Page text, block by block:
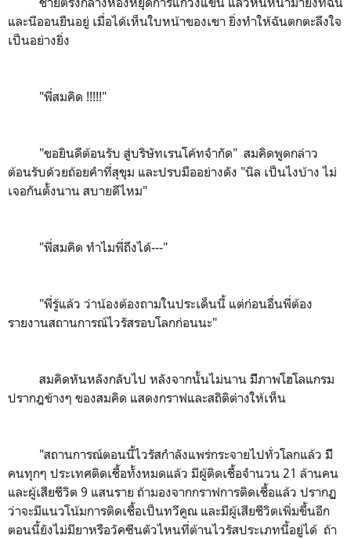
และนีออนยืนอยู่ เมื่อได้เห็นใบหน้าของเขา ยิ่งทำให้ฉันตกตะลึงใจ
เป็นอย่างยิ่ง
"พี่สมคิด !!!!!"
"ขอยินดีต้อนรับ สู่บริษัทเรนโค้ทจำกัด" สมคิดพูดกล่าว
ต้อนรับด้วยถ้อยคำที่สุขุม และปรบมืออย่างดัง "นิล เป็นไงบ้าง ไม่
เจอกันตั้งนาน สบายดีไหม"
"พี่สมคิด ทำไมพี่ถึงได้---"
"พี่รู้แล้ว ว่าน้องต้องถามในประเด็นนี้ แต่ก่อนอื่นพี่ต้อง
รายงานสถานการณ์ไวรัสรอบโลกก่อนนะ"
สมคิดหันหลังกลับไป หลังจากนั้นไม่นาน มีีภาพโฮโลแกรม
ปรากฎข้างๆ ของสมคิด แสดงกราฟและสถิติต่างให้เห็น
"สถานการณ์ตอนนี้ไวรัสกำลังแพร่กระจายไปทั่วโลกแล้ว มีี
คนทุกๆ ประเทศติดเชื้อทั้งหมดแล้ว มีผู้ติดเชื้อจำนวน 21 ล้านคน
และผู้เสียชีวิต 9 แสนราย ถ้ามองจากกราฟการติดเชื้อแล้ว ปรากฏ
ว่าจะมีแนวโน้มการติดเชื้อเป็นทวีคูณ และมีผู้เสียชีวิตเพิ่มขึ้นอีก
ตอนนี้ยังไม่มียาหรือวัคซีนตัวไหนที่ต้านไวรัสประเภทนี้อยู่ได้ ถ้า